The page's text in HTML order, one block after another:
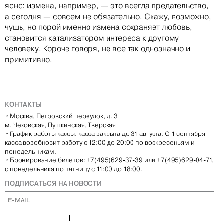
ясно: измена, например, — это всегда предательство,
а сегодня — совсем не обязательно. Скажу, возможно,
чушь, но порой именно измена сохраняет любовь,
становится катализатором интереса к другому
человеку. Короче говоря, не все так однозначно и
примитивно.
КОНТАКТЫ
• Москва, Петровский переулок, д. 3
м. Чеховская, Пушкинская, Тверская
• График работы кассы: касса закрыта до 31 августа. С 1 сентября
касса возобновит работу с 12:00 до 20:00 по воскресеньям и
понедельникам.
• Бронирование билетов: +7(495)629-37-39 или +7(495)629-04-71,
с понедельника по пятницу с 11:00 до 18:00.
ПОДПИСАТЬСЯ НА НОВОСТИ